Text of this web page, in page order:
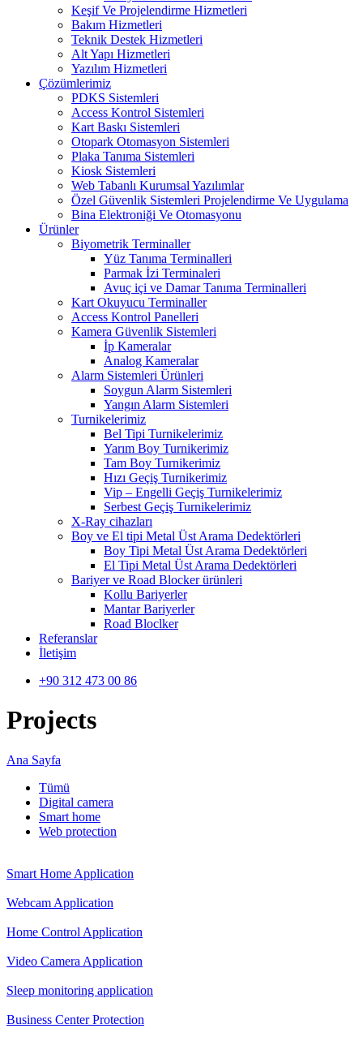
Keşif Ve Projelendirme Hizmetleri
Bakım Hizmetleri
Teknik Destek Hizmetleri
Alt Yapı Hizmetleri
Yazılım Hizmetleri
Çözümlerimiz
PDKS Sistemleri
Access Kontrol Sistemleri
Kart Baskı Sistemleri
Otopark Otomasyon Sistemleri
Plaka Tanıma Sistemleri
Kiosk Sistemleri
Web Tabanlı Kurumsal Yazılımlar
Özel Güvenlik Sistemleri Projelendirme Ve Uygulama
Bina Elektroniği Ve Otomasyonu
Ürünler
Biyometrik Terminaller
Yüz Tanıma Terminalleri
Parmak İzi Terminaleri
Avuç içi ve Damar Tanıma Terminalleri
Kart Okuyucu Terminaller
Access Kontrol Panelleri
Kamera Güvenlik Sistemleri
İp Kameralar
Analog Kameralar
Alarm Sistemleri Ürünleri
Soygun Alarm Sistemleri
Yangın Alarm Sistemleri
Turnikelerimiz
Bel Tipi Turnikelerimiz
Yarım Boy Turnikerimiz
Tam Boy Turnikerimiz
Hızı Geçiş Turnikerimiz
Vip – Engelli Geçiş Turnikelerimiz
Serbest Geçiş Turnikelerimiz
X-Ray cihazları
Boy ve El tipi Metal Üst Arama Dedektörleri
Boy Tipi Metal Üst Arama Dedektörleri
El Tipi Metal Üst Arama Dedektörleri
Bariyer ve Road Blocker ürünleri
Kollu Bariyerler
Mantar Bariyerler
Road Bloclker
Referanslar
İletişim
+90 312 473 00 86
Projects
Ana Sayfa
Tümü
Digital camera
Smart home
Web protection
Smart Home Application
Webcam Application
Home Control Application
Video Camera Application
Sleep monitoring application
Business Center Protection